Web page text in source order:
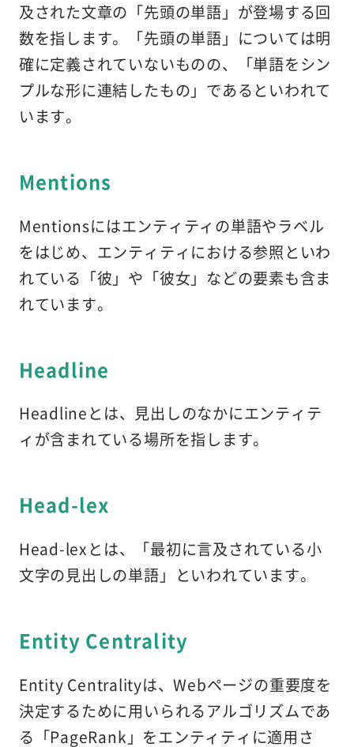
及された文章の「先頭の単語」が登場する回
数を指します。「先頭の単語」については明
確に定義されていないものの、「単語をシン
プルな形に連結したもの」であるといわれて
います。
Mentions
Mentionsにはエンティティの単語やラベル
をはじめ、エンティティにおける参照といわ
れている「彼」や「彼女」などの要素も含ま
れています。
Headline
Headlineとは、見出しのなかにエンティテ
ィが含まれている場所を指します。
Head-lex
Head-lexとは、「最初に言及されている小
文字の見出しの単語」といわれています。
Entity Centrality
Entity Centralityは、Webページの重要度を
決定するために用いられるアルゴリズムであ
る「PageRank」をエンティティに適用さ